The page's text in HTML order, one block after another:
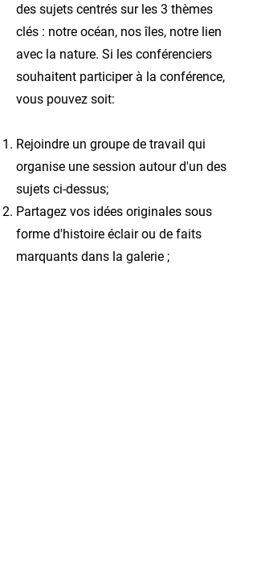
des sujets centrés sur les 3 thèmes
clés : notre océan, nos îles, notre lien
avec la nature. Si les conférenciers
souhaitent participer à la conférence,
vous pouvez soit:
Rejoindre un groupe de travail qui
organise une session autour d'un des
sujets ci-dessus;
Partagez vos idées originales sous
forme d'histoire éclair ou de faits
marquants dans la galerie ;